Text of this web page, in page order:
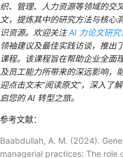
织、管理、人力资源等领域的交
文，提炼其中的研究方法与核心
识资源。欢迎关注AI 力论文研究
领袖建议及最佳实践访谈，推出
课程。该课程旨在帮助企业全面
及员工能力所带来的深远影响，
迎点击文末“阅读原文”，深入了
启您的 AI 转型之旅。
参考文献：
Baabdullah, A. M. (2024).
managerial practices: The role